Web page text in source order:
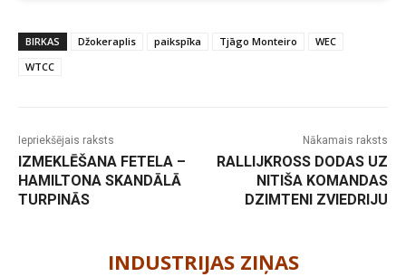
BIRKAS Džokeraplis paikspīka Tjāgo Monteiro
WEC
WTCC
Iepriekšējais raksts
IZMEKLĒŠANA FETELA –
HAMILTONA SKANDĀLĀ
TURPINĀS
Nākamais raksts
RALLIJKROSS DODAS UZ
NITIŠA KOMANDAS
DZIMTENI ZVIEDRIJU
INDUSTRIJAS ZIŅAS